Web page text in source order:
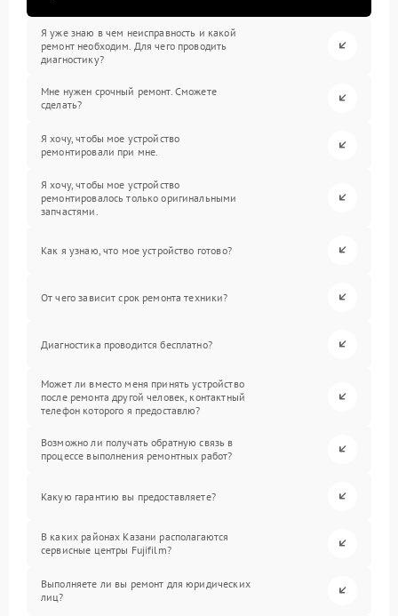
Я уже знаю в чем неисправность и какой
ремонт необходим. Для чего проводить
диагностику?
Мне нужен срочный ремонт. Сможете
сделать?
Я хочу, чтобы мое устройство
ремонтировали при мне.
Я хочу, чтобы мое устройство
ремонтировалось только оригинальными
запчастями.
Как я узнаю, что мое устройство готово?
От чего зависит срок ремонта техники?
Диагностика проводится бесплатно?
Может ли вместо меня принять устройство
после ремонта другой человек, контактный
телефон которого я предоставлю?
Возможно ли получать обратную связь в
процессе выполнения ремонтных работ?
Какую гарантию вы предоставляете?
В каких районах Казани располагаются
сервисные центры Fujifilm?
Выполняете ли вы ремонт для юридических
лиц?